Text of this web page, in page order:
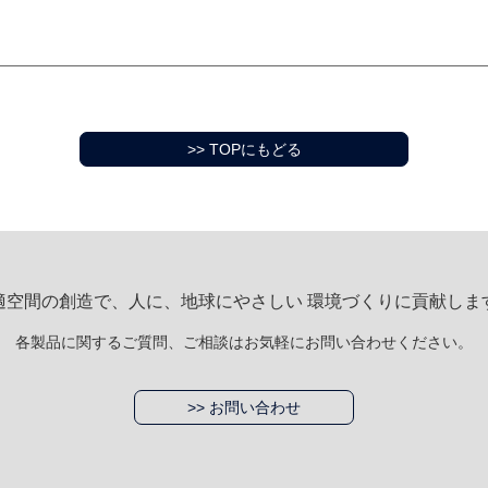
>> TOPにもどる
空間の創造で、人に、地球にやさしい 環境づくりに貢献しま
各製品に関するご質問、ご相談はお気軽にお問い合わせください。
>> お問い合わせ